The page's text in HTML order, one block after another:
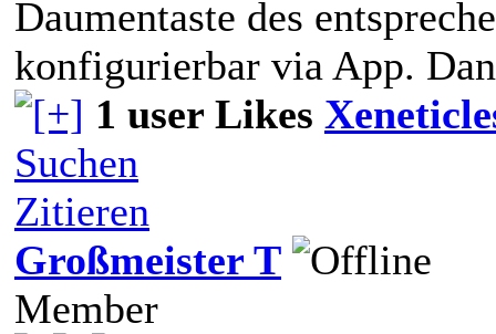
Daumentaste des
konfigurierbar via App.
1 user Likes
Suchen
Zitieren
Großmeister T
Member